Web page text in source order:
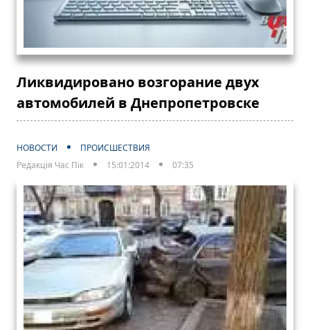
Ликвидировано возгорание двух
автомобилей в Днепропетровске
НОВОСТИ
ПРОИСШЕСТВИЯ
Редакція Час Пік
15:01:2014 07:35